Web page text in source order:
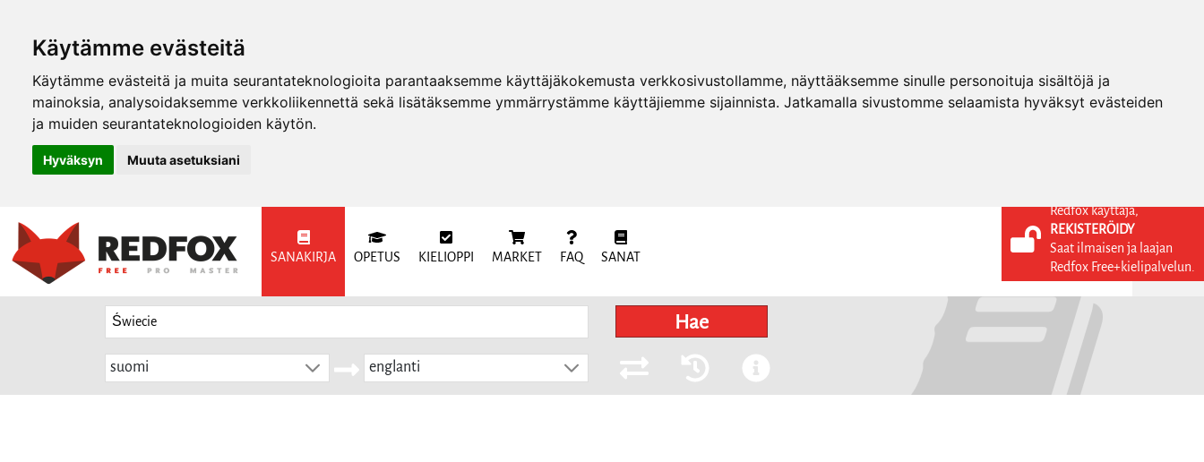
Käytämme evästeitä
Käytämme evästeitä ja muita seurantateknologioita parantaaksemme käyttäjäkokemusta verkkosivustollamme, näyttääksemme sinulle personoituja sisältöjä ja
mainoksia, analysoidaksemme verkkoliikennettä sekä lisätäksemme ymmärrystämme käyttäjiemme sijainnista. Jatkamalla sivustomme selaamista hyväksyt evästeiden
ja muiden seurantateknologioiden käytön.
Hyväksyn Muuta asetuksiani
SANAKIRJA OPETUS KIELIOPPI MARKET FAQ SANAT
KIRJAUDU SISÄÄN
REKISTERÖIDY
Hae
suomi englanti
Redfox käyttäjä,
REKISTERÖIDY
Saat ilmaisen ja laajan
Redfox Free+kielipalvelun.